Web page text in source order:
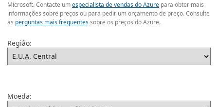
Microsoft. Contacte umespecialista de vendas do Azure para obter mais
informações sobre preços ou para pedir um orçamento de preço. Consulte
as perguntas mais frequentessobre os preços do Azure.
Região:
Moeda: